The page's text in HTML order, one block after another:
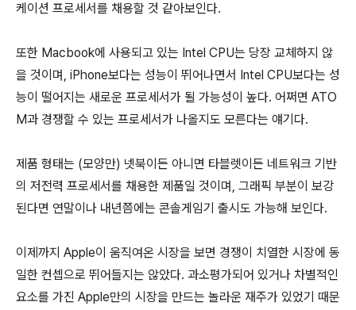
케이션 프로세서를 채용할 것 같아보인다.
또한 Macbook에 사용되고 있는 Intel CPU는 당장 교체하지 않
을 것이며, iPhone보다는 성능이 뛰어나면서 Intel CPU보다는 성
능이 떨어지는 새로운 프로세서가 될 가능성이 높다. 어쩌면 ATO
M과 경쟁할 수 있는 프로세서가 나올지도 모른다는 얘기다.
제품 형태는 (모양만) 넷북이든 아니면 타블렛이든 네트워크 기반
의 저전력 프로세서를 채용한 제품일 것이며, 그래픽 부분이 보강
된다면 연말이나 내년쯤에는 콘솔게임기 출시도 가능해 보인다.
이제까지 Apple이 움직여온 시장을 보면 경쟁이 치열한 시장에 동
일한 컨셉으로 뛰어들지는 않았다. 과소평가되어 있거나 차별적인
요소를 가진 Apple만의 시장을 만드는 놀라운 재주가 있었기 때문